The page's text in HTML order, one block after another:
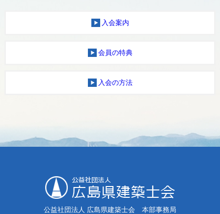
入会案内
会員の特典
入会の方法
公益社団法人 広島県建築士会 本部事務局